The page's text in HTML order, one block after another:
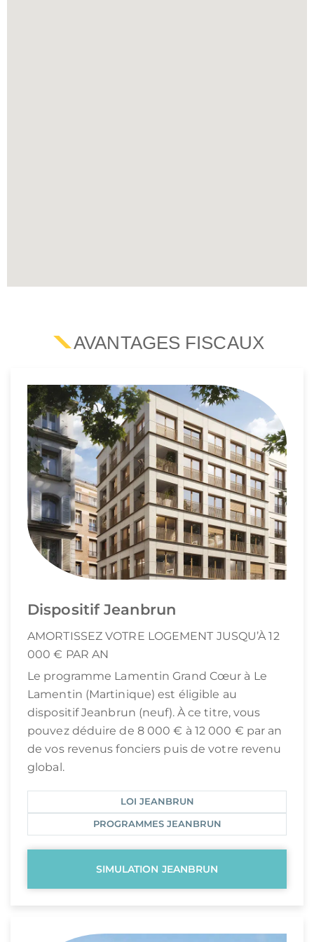
AVANTAGES FISCAUX
Dispositif Jeanbrun
AMORTISSEZ VOTRE LOGEMENT JUSQU’À 12
000 € PAR AN
Le programme Lamentin Grand Cœur à Le
Lamentin (Martinique) est éligible au
dispositif Jeanbrun (neuf). À ce titre, vous
pouvez déduire de 8 000 € à 12 000 € par an
de vos revenus fonciers puis de votre revenu
global.
LOI JEANBRUN
PROGRAMMES JEANBRUN
SIMULATION JEANBRUN